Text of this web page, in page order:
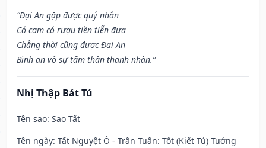
“Đại An gặp được quý nhân
Có cơm có rượu tiền tiễn đưa
Chẳng thời cũng được Đại An
Bình an vô sự tấm thân thanh nhàn.”
Nhị Thập Bát Tú
Tên sao: Sao Tất
Tên ngày: Tất Nguyệt Ô - Trần Tuấn: Tốt (Kiết Tú) Tướng